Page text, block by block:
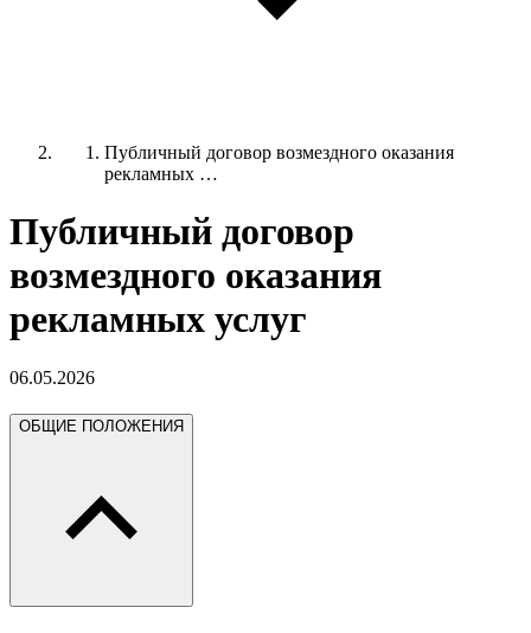
Публичный договор возмездного оказания
рекламных …
Публичный договор
возмездного оказания
рекламных услуг
06.05.2026
ОБЩИЕ ПОЛОЖЕНИЯ